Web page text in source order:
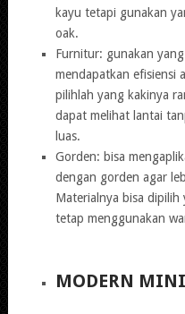
kayu tetapi gunakan
oak.
Furnitur: gunakan
mendapatkan efisiensi
pilihlah yang kakinya
dapat melihat lantai
luas.
Gorden: bisa
dengan gorden agar
Materialnya bisa
tetap menggunakan
MODERN